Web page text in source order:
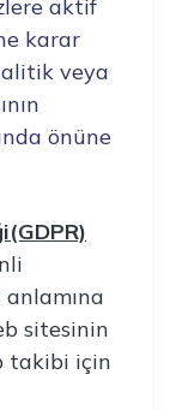
aktif
karar
veya
önüne
sitesinin
takibi için